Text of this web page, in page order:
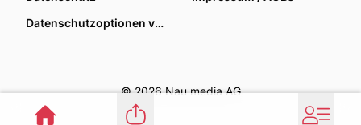
Datenschutzoptionen verwalten
© 2026 Nau media AG